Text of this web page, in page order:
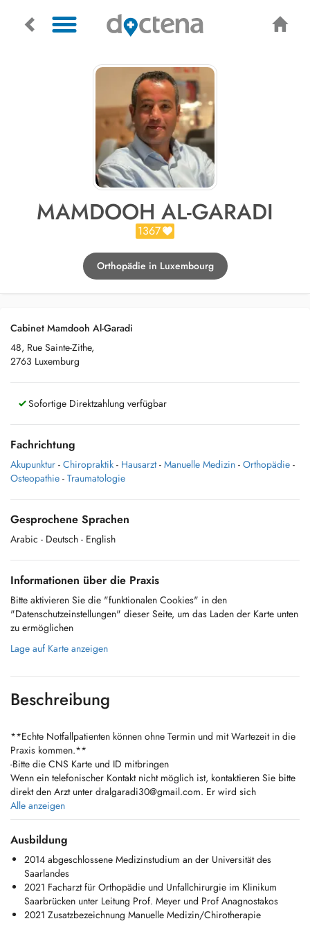
MAMDOOH AL-GARADI
1367
Orthopädie in Luxembourg
Cabinet Mamdooh Al-Garadi
48, Rue Sainte-Zithe,
2763 Luxemburg
Sofortige Direktzahlung verfügbar
Fachrichtung
Akupunktur - Chiropraktik - Hausarzt - Manuelle Medizin - Orthopädie -
Osteopathie - Traumatologie
Gesprochene Sprachen
Arabic - Deutsch - English
Informationen über die Praxis
Bitte aktivieren Sie die "funktionalen Cookies" in den
"Datenschutzeinstellungen" dieser Seite, um das Laden der Karte unten
zu ermöglichen
Lage auf Karte anzeigen
Beschreibung
**Echte Notfallpatienten können ohne Termin und mit Wartezeit in die
Praxis kommen.**
-Bitte die CNS Karte und ID mitbringen
Wenn ein telefonischer Kontakt nicht möglich ist, kontaktieren Sie bitte
direkt den Arzt unter dralgaradi30@gmail.com. Er wird sich
persönlich um Ihr Anliegen kümmern.
**Genuine emergency patients may come to the practice without an
appointment, but should expect waiting times.
Please bring your CNS card and your ID with you!
** If phone contact is not possible, please contact the doctor directly
at dralgaradi30@gmail.com. He will personally take care of your
matter.
Alle anzeigen
Ausbildung
2014 abgeschlossene Medizinstudium an der Universität des
Saarlandes
2021 Facharzt für Orthopädie und Unfallchirurgie im Klinikum
Saarbrücken unter Leitung Prof. Meyer und Prof Anagnostakos
2021 Zusatzbezeichnung Manuelle Medizin/Chirotherapie